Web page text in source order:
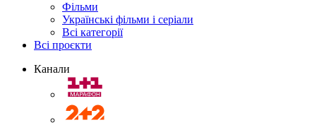
Фільми
Українські фільми і серіали
Всі категорії
Всі проєкти
Канали